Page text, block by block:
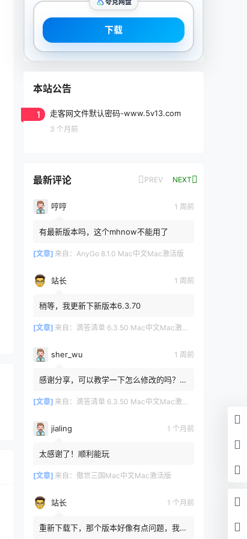
夸克网盘
下载
本站公告
1 走客网文件默认密码-www.5v13.com
3 个月前
最新评论 PREV NEXT
哼哼 1 周前
有最新版本吗，这个mhnow不能用了
[文章] 来自： AnyGo 8.1.0 Mac中文Mac激活版
站长 1 周前
稍等，我更新下新版本6.3.70
[文章] 来自： 滴答清单 6.3.50 Mac中文Mac激活版
sher_wu 1 周前
感谢分享，可以教学一下怎么修改的吗？目
[文章] 来自： 滴答清单 6.3.50 Mac中文Mac激活版
jialing 1 个月前
太感谢了！顺利能玩
[文章] 来自： 傲世三国Mac中文Mac激活版
站长 1 个月前
重新下载下，那个版本好像有点问题，我重